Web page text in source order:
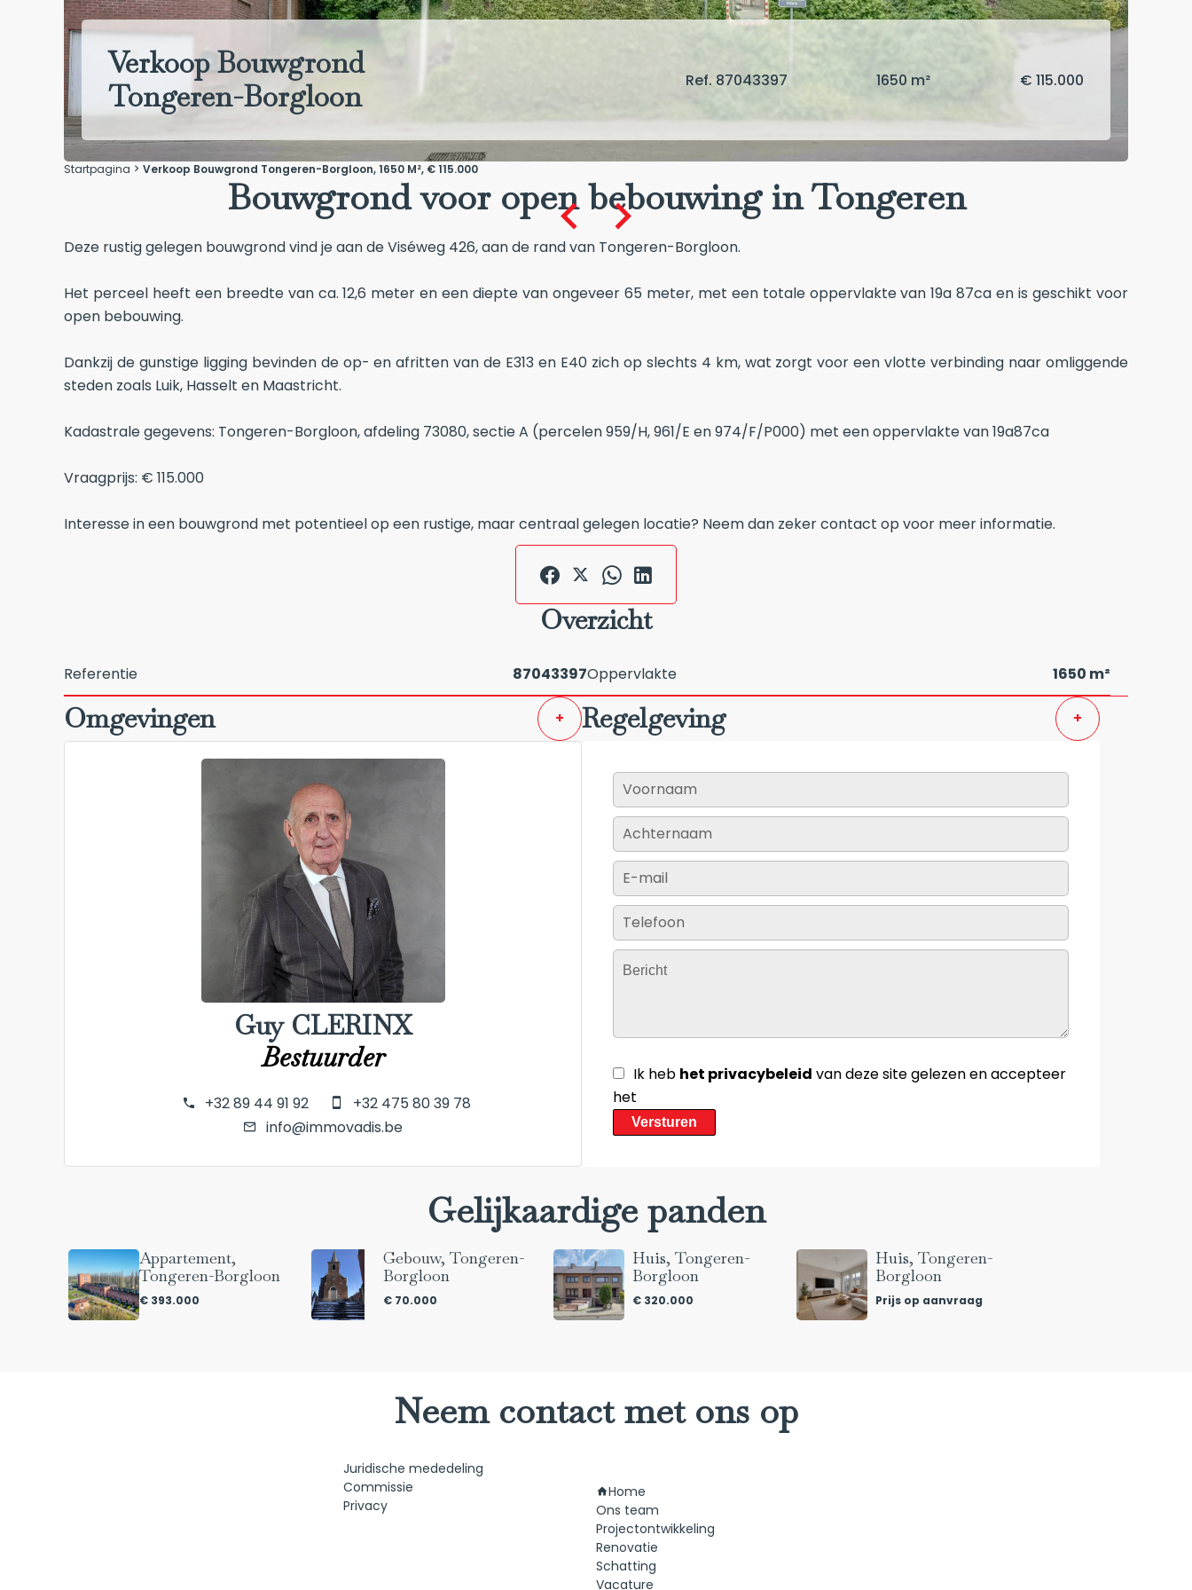
Verkoop Bouwgrond
Tongeren-Borgloon
Ref. 87043397 1650 m² € 115.000
Startpagina Verkoop Bouwgrond Tongeren-Borgloon, 1650 M², € 115.000
Bouwgrond voor open bebouwing in Tongeren
Deze rustig gelegen bouwgrond vind je aan de Viséweg 426, aan de rand van Tongeren-Borgloon.
Het perceel heeft een breedte van ca. 12,6 meter en een diepte van ongeveer 65 meter, met een totale oppervlakte van 19a 87ca en is geschikt voor
open bebouwing.
Dankzij de gunstige ligging bevinden de op- en afritten van de E313 en E40 zich op slechts 4 km, wat zorgt voor een vlotte verbinding naar omliggende
steden zoals Luik, Hasselt en Maastricht.
Kadastrale gegevens: Tongeren-Borgloon, afdeling 73080, sectie A (percelen 959/H, 961/E en 974/F/P000) met een oppervlakte van 19a87ca
Vraagprijs: € 115.000
Interesse in een bouwgrond met potentieel op een rustige, maar centraal gelegen locatie? Neem dan zeker contact op voor meer informatie.
Overzicht
Referentie 87043397Oppervlakte 1650 m²
Omgevingen + Regelgeving +
Guy CLERINX
Bestuurder
+32 89 44 91 92
+32 475 80 39 78
info@immovadis.be
Ik heb het privacybeleid van deze site gelezen en accepteer
het
Versturen
Gelijkaardige panden
Appartement,
Tongeren-Borgloon
€ 393.000
Gebouw, Tongeren-
Borgloon
€ 70.000
Huis, Tongeren-
Borgloon
€ 320.000
Huis, Tongeren-
Borgloon
Prijs op aanvraag
Neem contact met ons op
Juridische mededeling
Commissie
Privacy
Home
Ons team
Projectontwikkeling
Renovatie
Schatting
Vacature